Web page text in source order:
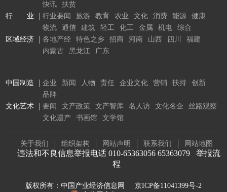
快讯
扶贫
行 业
行业要闻 旅游 教育 农业 文化 消费 能源
健康
物流
通信 建筑 轻工 化工 金属 机电
综合
区域经济
各地产经 特色之乡 招商 河南 山西 四川
福建
内蒙古
黑龙江 广东
中国制造 企业 新闻 人物 责任 企业文化 营销 扶持
创新
品牌
文化艺术
要闻 文产政策 文产智库 名人访 文化名企
丝路观察
文化遗产
书画馆 文学馆
关于我们 组织架构 网站声明 联系我们 网站地图
违法和不良信息举报电话 010-65363056 65363079 举报流
程
版权所有：中国产业经济信息网
京ICP备11041399号-2